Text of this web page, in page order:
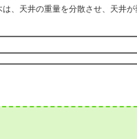
、天井の重量を分散させ、天井